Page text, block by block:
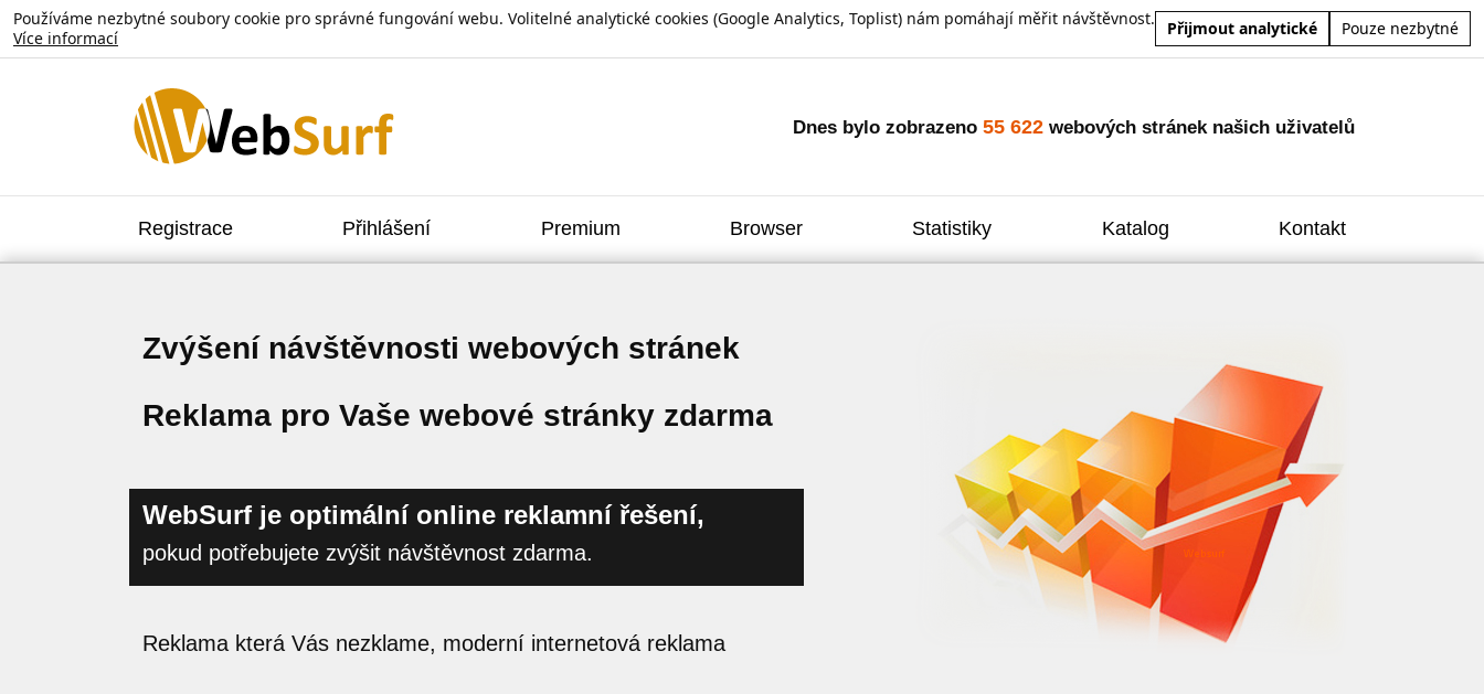
Používáme nezbytné soubory cookie pro správné fungování webu. Volitelné analytické cookies (Google Analytics, Toplist) nám pomáhají měřit návštěvnost.
Více informací
Přijmout analytické Pouze nezbytné
Dnes bylo zobrazeno 55 622 webových stránek našich uživatelů
Registrace Přihlášení Premium Browser Statistiky Katalog Kontakt
Zvýšení návštěvnosti webových stránek
Reklama pro Vaše webové stránky zdarma
WebSurf je optimální online reklamní řešení,
pokud potřebujete zvýšit návštěvnost zdarma.
Reklama která Vás nezklame, moderní internetová reklama